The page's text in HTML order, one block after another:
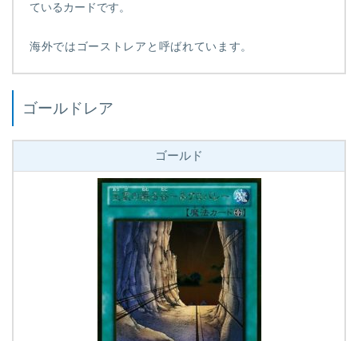
ているカードです。
海外ではゴーストレアと呼ばれています。
ゴールドレア
ゴールド